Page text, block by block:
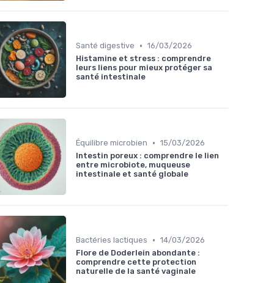
Santé digestive • 16/03/2026
Histamine et stress : comprendre
leurs liens pour mieux protéger sa
santé intestinale
Équilibre microbien • 15/03/2026
Intestin poreux : comprendre le lien
entre microbiote, muqueuse
intestinale et santé globale
Bactéries lactiques • 14/03/2026
Flore de Doderlein abondante :
comprendre cette protection
naturelle de la santé vaginale